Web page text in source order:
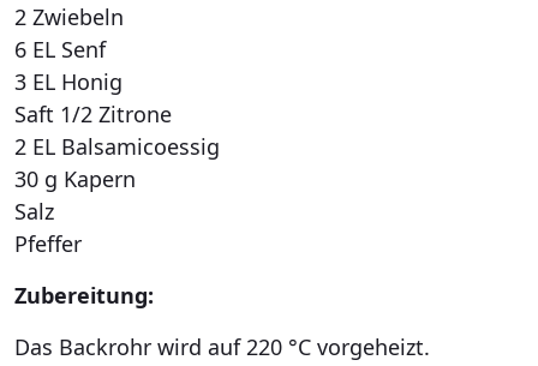
2 Zwiebeln
6 EL Senf
3 EL Honig
Saft 1/2 Zitrone
2 EL Balsamicoessig
30 g Kapern
Salz
Pfeffer
Zubereitung:
Das Backrohr wird auf 220 °C vorgeheizt.